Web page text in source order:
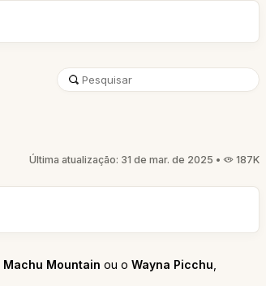
Última atualização: 31 de mar. de 2025 • 187K
Machu Mountain ou o Wayna Picchu